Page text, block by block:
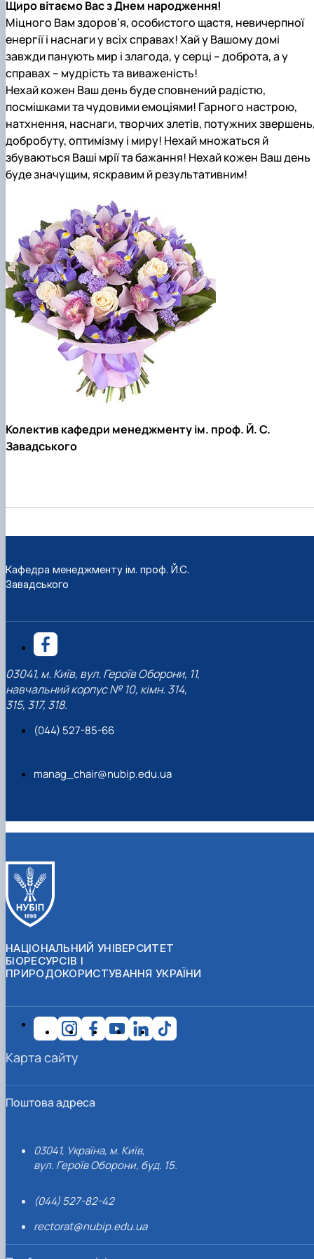
Щиро вітаємо Вас з Днем народження!
Міцного Вам здоров’я, особистого щастя, невичерпної
енергії і наснаги у всіх справах! Хай у Вашому домі
завжди панують мир і злагода, у серці – доброта, а у
справах – мудрість та виваженість!
Нехай кожен Ваш день буде сповнений радістю,
посмішками та чудовими емоціями! Гарного настрою,
натхнення, наснаги, творчих злетів, потужних
добробуту, оптимізму і миру! Нехай множаться й
збуваються Ваші мрії та бажання! Нехай кожен Ваш день
буде значущим, яскравим й результативним!
Колектив кафедри менеджменту ім. проф. Й. С.
Завадського
Кафедра менеджменту ім. проф. Й.С.
Завадського
03041, м. Київ, вул. Героїв Оборони, 11,
навчальний корпус № 10, кімн. 314,
315, 317, 318.
(044) 527-85-66
manag_chair@nubip.edu.ua
НАЦІОНАЛЬНИЙ УНІВЕРСИТЕТ
БІОРЕСУРСІВ І
ПРИРОДОКОРИСТУВАННЯ УКРАЇНИ
Поштова адреса
03041, Україна, м. Київ,
вул. Героїв Оборони, буд. 15.
(044) 527-82-42
rectorat@nubip.edu.ua
Карта сайту